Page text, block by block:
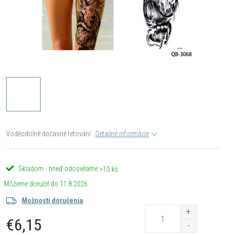
Voděodolné dočasné tetování . Detailné informácie
Skladom - hneď odosielame >10 ks
11.8.2026
Možnosti doručenia
€6,15